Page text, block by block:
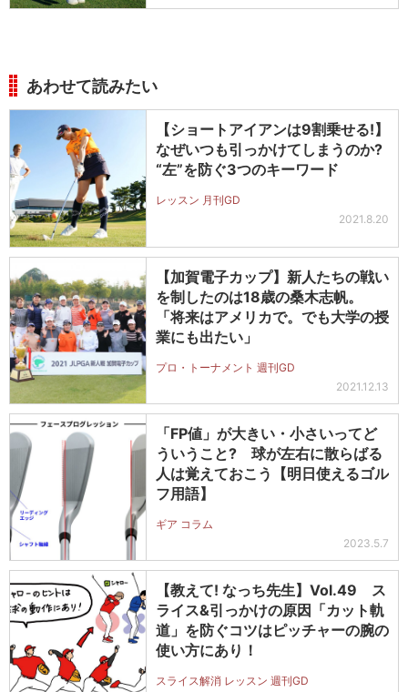
あわせて読みたい
【ショートアイアンは9割乗せる!】
なぜいつも引っかけてしまうのか?
“左”を防ぐ3つのキーワード
レッスン 月刊GD
2021.8.20
【加賀電子カップ】新人たちの戦い
を制したのは18歳の桑木志帆。
「将来はアメリカで。でも大学の授
業にも出たい」
プロ・トーナメント 週刊GD
2021.12.13
「FP値」が大きい・小さいってど
ういうこと? 球が左右に散らばる
人は覚えておこう【明日使えるゴル
フ用語】
ギア コラム
2023.5.7
【教えて! なっち先生】Vol.49 ス
ライス&引っかけの原因「カット軌
道」を防ぐコツはピッチャーの腕の
使い方にあり！
スライス解消 レッスン 週刊GD